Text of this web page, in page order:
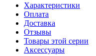
Характеристики
Оплата
Доставка
Отзывы
Товары этой серии
Аксессуары